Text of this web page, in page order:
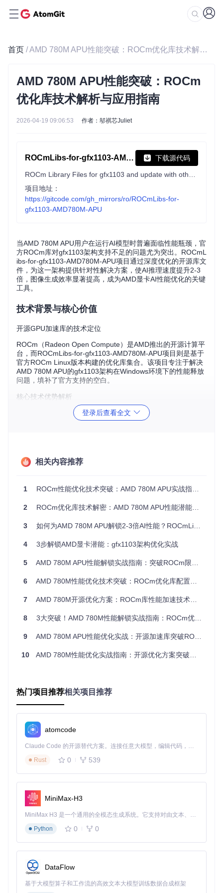
首页 / AMD 780M APU性能突破：ROCm优化库技术解析与应用指南
AMD 780M APU性能突破：ROCm
优化库技术解析与应用指南
2026-04-19 09:06:53 作者：邬祺芯Juliet
ROCmLibs-for-gfx1103-AMD780M-APU 下载源代码
项目地址：
https://gitcode.com/gh_mirrors/ro/ROCmLibs-for-
gfx1103-AMD780M-APU
当AMD 780M APU用户在运行AI模型时普遍面临性能瓶颈，官
方ROCm库对gfx1103架构支持不足的问题尤为突出。ROCmL
ibs-for-gfx1103-AMD780M-APU项目通过深度优化的开源库文
件，为这一架构提供针对性解决方案，使AI推理速度提升2-3
倍，图像生成效率显著提高，成为AMD显卡AI性能优化的关键
工具。
技术背景与核心价值
开源GPU加速库的技术定位
ROCm（Radeon Open Compute）是AMD推出的开源计算平
台，而ROCmLibs-for-gfx1103-AMD780M-APU项目则是基于
官方ROCm Linux版本构建的优化库集合。该项目专注于解决
AMD 780M APU的gfx1103架构在Windows环境下的性能释放
问题，填补了官方支持的空白。
核心技术优势解析
：针对gfx1103架构深度定制的计算逻辑，充分
速方案
开源可扩展：项目代码完全开放，支持社区贡献与功能扩展
性能瓶颈突破方案
系统环境准备步骤
从项目仓库获取适合的优化库压缩包
优化库部署流程
1. 执行备份命令保护原有库文件：
xcopy "%HIP_PATH%\bin" "%HIP_PATH%\bin_backup" /E /H /
2. 解压下载的优化库压缩包到临时目录
3. 复制解压后的文件到HIP SDK目录：
版本选择与兼容性指南
优化库版
本标识
支持的HIP S
DK版本
V3 5.7.1
V4.0
Q1
存管理改进
V5.0 6.2.4
多架构支持范围
项目不仅针对gfx1103架构优化，还扩展支持多种AMD GPU架
构：
gfx803（适用于RX 580系列显卡）
gfx1010-1036（适用于Navi 10-14系列显卡）
gfx1150（实验性支持）
应用场景与性能提升
登录后查看全文
相关内容推荐
1 ROCm性能优化技术突破：AMD 780M APU实战指南与生态展望
2 ROCm优化库技术解密：AMD 780M APU性能潜能全面释放架构解析
3 如何为AMD 780M APU解锁2-3倍AI性能？ROCmLibs-for-gfx1103终极优化指南 🚀
4 3步解锁AMD显卡潜能：gfx1103架构优化实战
5 AMD 780M APU性能解锁实战指南：突破ROCm限制的底层优化方案
6 AMD 780M性能优化技术突破：ROCm优化库配置指南
7 AMD 780M开源优化方案：ROCm库性能加速技术全解析
8 3大突破！AMD 780M性能解锁实战指南：ROCm优化库全流程配置
9 AMD 780M APU性能优化实战：开源加速库突破ROCm性能瓶颈
10 AMD 780M性能优化实战指南：开源优化方案突破硬件加速瓶颈
热门项目推荐相关项目推荐
atomcode
Claude Code 的开源替代方案。连接任意大模型，编辑代码，运行命令，自动验证 — 全自动执行。用 Rust 构建，极致性能。 ｜ An open-source alternative to Claude Code. Connect any LLM, edit code, run commands, and verify changes — autonomously. Built in Rust for speed. Get Started
Rust
0 539
MiniMax-H3
MiniMax H3 是一个通用的全模态生成系统。它支持对由文本、图像、视频和音频组成的多模态上下文进行统一理解，并能生成分辨率高达 2K、时长可达 15 秒的带原生立体声音频的视频。得益于面向任务泛化的系统设计，H3 在预训练阶段就已具备广泛的多模态上下文理解与生成能力，能够出色地执行复杂的多模态指令。
Python
0 0
DataFlow
基于大模型算子和工作流的高效文本大模型训练数据合成框架